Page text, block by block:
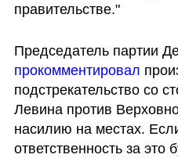
правительстве."
прокомментировал
подстрекательство со
Левина против
насилию на местах.
ответственность за это